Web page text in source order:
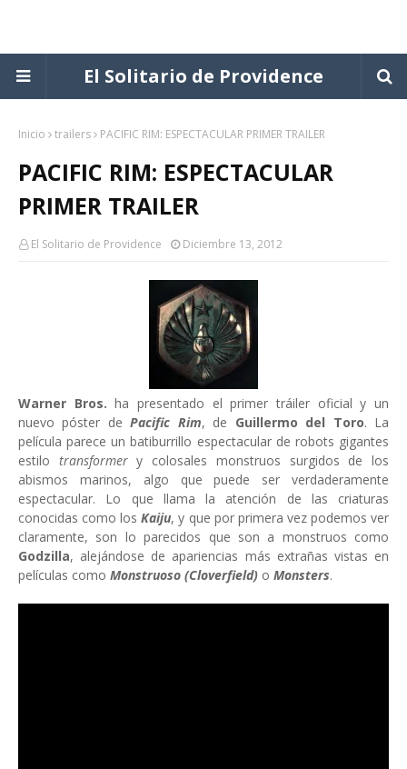
El Solitario de Providence
Inicio trailers PACIFIC RIM: ESPECTACULAR PRIMER TRAILER
PACIFIC RIM: ESPECTACULAR
PRIMER TRAILER
El Solitario de Providence Diciembre 13, 2012
Warner Bros. ha presentado el primer tráiler oficial y un
nuevo póster dePacific Rim, de Guillermo del Toro. La
película parece un batiburrillo espectacular de robots gigantes
estilo transformery colosales monstruos surgidos de los
abismos marinos, algo que puede ser verdaderamente
espectacular. Lo que llama la atención de las criaturas
conocidas como losKaiju, y que por primera vez podemos ver
claramente, son lo parecidos que son a monstruos como
Godzilla, alejándose de apariencias más extrañas vistas en
películas como Monstruoso (Cloverfield) o Monsters.